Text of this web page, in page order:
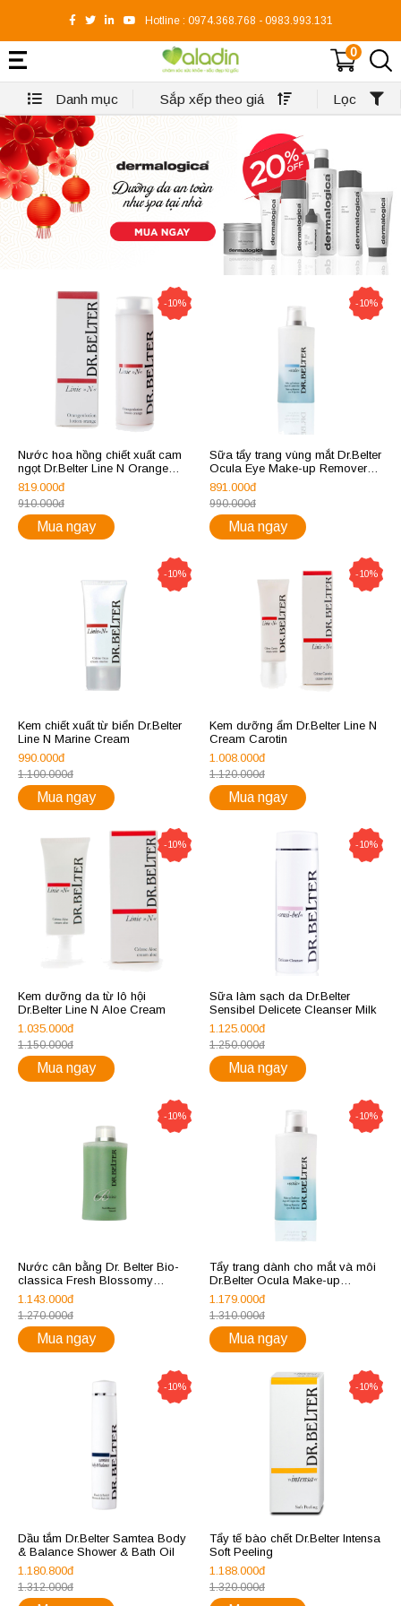
Hotline : 0974.368.768 - 0983.993.131
0
Danh mục Sắp xếp theo giá Lọc
-10%
Nước hoa hồng chiết xuất cam
ngọt Dr.Belter Line N Orange
Lotion
819.000đ
910.000đ
Mua ngay
-10%
Sữa tẩy trang vùng mắt Dr.Belter
Ocula Eye Make-up Remover
Lotion
891.000đ
990.000đ
Mua ngay
-10%
Kem chiết xuất từ biển Dr.Belter
Line N Marine Cream
990.000đ
1.100.000đ
Mua ngay
-10%
Kem dưỡng ẩm Dr.Belter Line N
Cream Carotin
1.008.000đ
1.120.000đ
Mua ngay
-10%
Kem dưỡng da từ lô hội
Dr.Belter Line N Aloe Cream
1.035.000đ
1.150.000đ
Mua ngay
-10%
Sữa làm sạch da Dr.Belter
Sensibel Delicete Cleanser Milk
1.125.000đ
1.250.000đ
Mua ngay
-10%
Nước cân bằng Dr. Belter Bio-
classica Fresh Blossomy
Tensum
1.143.000đ
1.270.000đ
Mua ngay
-10%
Tẩy trang dành cho mắt và môi
Dr.Belter Ocula Make-up
Remover Eyes & Lips Duo
1.179.000đ
1.310.000đ
Mua ngay
-10%
Dầu tắm Dr.Belter Samtea Body
& Balance Shower & Bath Oil
1.180.800đ
1.312.000đ
-10%
Tẩy tế bào chết Dr.Belter Intensa
Soft Peeling
1.188.000đ
1.320.000đ